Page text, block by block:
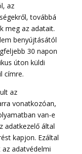
az
továbbá
meg az adatait.
benyújtásától
30 napon
úton küldi
címre.
az
vonatkozóan,
van-e
adatkezelő által
kapjon. Ezáltal
adatvédelmi